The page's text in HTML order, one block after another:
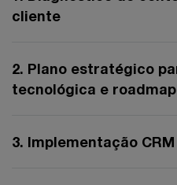
cliente
2. Plano estratégico
tecnológica e
3. Implementação CRM